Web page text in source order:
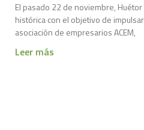
El pasado 22 de noviembre,
histórica con el objetivo de
asociación de empresarios ACEM,
Leer más